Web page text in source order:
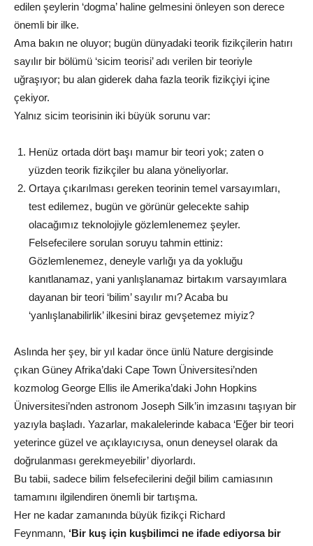
edilen şeylerin ‘dogma’ haline gelmesini önleyen son derece
önemli bir ilke.
Ama bakın ne oluyor; bugün dünyadaki teorik fizikçilerin hatırı
sayılır bir bölümü ‘sicim teorisi’ adı verilen bir teoriyle
uğraşıyor; bu alan giderek daha fazla teorik fizikçiyi içine
çekiyor.
Yalnız sicim teorisinin iki büyük sorunu var:
Henüz ortada dört başı mamur bir teori yok; zaten o
yüzden teorik fizikçiler bu alana yöneliyorlar.
Ortaya çıkarılması gereken teorinin temel varsayımları,
test edilemez, bugün ve görünür gelecekte sahip
olacağımız teknolojiyle gözlemlenemez şeyler.
Felsefecilere sorulan soruyu tahmin ettiniz:
Gözlemlenemez, deneyle varlığı ya da yokluğu
kanıtlanamaz, yani yanlışlanamaz birtakım varsayımlara
dayanan bir teori ‘bilim’ sayılır mı? Acaba bu
‘yanlışlanabilirlik’ ilkesini biraz gevşetemez miyiz?
Aslında her şey, bir yıl kadar önce ünlü Nature dergisinde
çıkan Güney Afrika’daki Cape Town Üniversitesi’nden
kozmolog George Ellis ile Amerika’daki John Hopkins
Üniversitesi’nden astronom Joseph Silk’in imzasını taşıyan bir
yazıyla başladı. Yazarlar, makalelerinde kabaca ‘Eğer bir teori
yeterince güzel ve açıklayıcıysa, onun deneysel olarak da
doğrulanması gerekmeyebilir’ diyorlardı.
Bu tabii, sadece bilim felsefecilerini değil bilim camiasının
tamamını ilgilendiren önemli bir tartışma.
Her ne kadar zamanında büyük fizikçi Richard
Feynmann, ‘Bir kuş için kuşbilimci ne ifade ediyorsa bir